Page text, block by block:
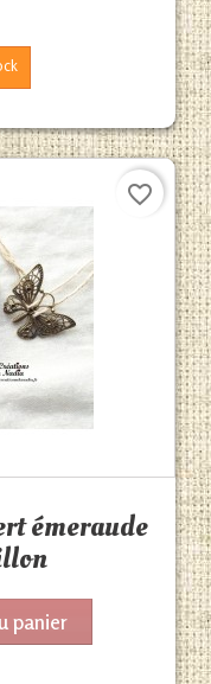
émeraude
panier
favorite_border